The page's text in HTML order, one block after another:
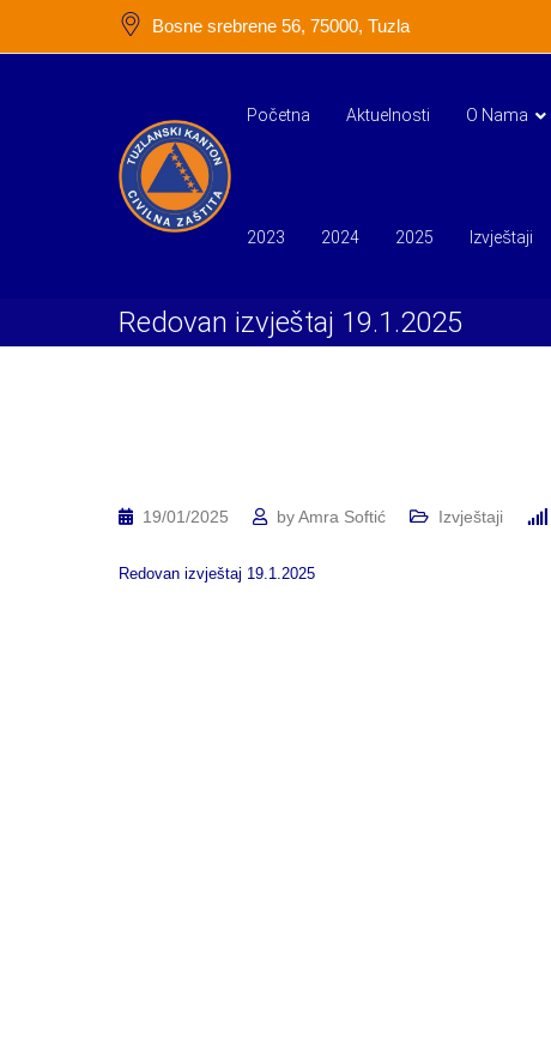
Bosne srebrene 56, 75000, Tuzla
Početna Aktuelnosti O Nama
2023 2024 2025 Izvještaji
Redovan izvještaj 19.1.2025
19/01/2025 byAmra Softić Izvještaji
Redovan izvještaj 19.1.2025